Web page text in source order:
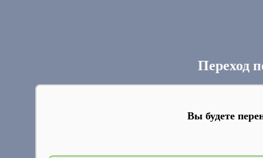
Переход
Вы будете